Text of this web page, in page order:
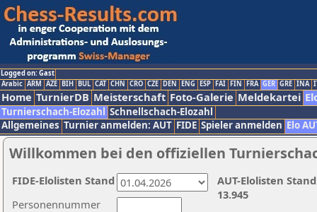
Logged on: Gast
Arabic ARM AZE BIH BUL CAT CHN CRO CZE DEN ENG ESP FAI FIN FRA GER GRE INA
Home TurnierDB Meisterschaft Foto-Galerie Meldekartei
Turnierschach-Elozahl Schnellschach-Elozahl
Allgemeines Turnier anmelden: AUT FIDE Spieler anmelden Elo
Willkommen bei den offiziellen
Personennummer
AUT-Elolisten
13.945
FIDE-Elolisten Stand